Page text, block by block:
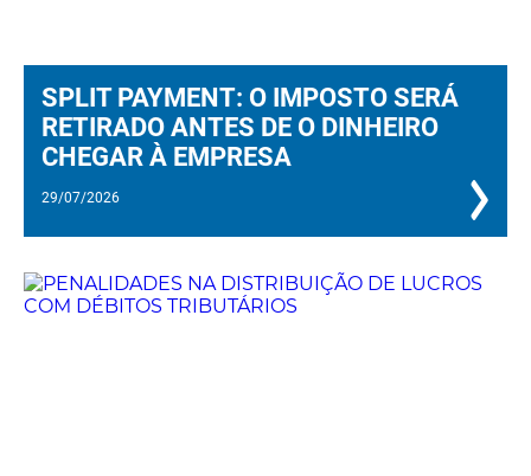
SPLIT PAYMENT: O IMPOSTO SERÁ
RETIRADO ANTES DE O DINHEIRO
CHEGAR À EMPRESA
29/07/2026